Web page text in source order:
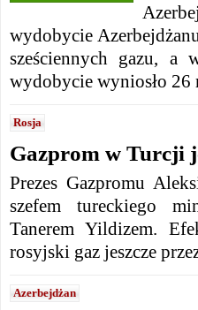
wydobycie
sześciennych gazu,
wydobycie wyniosło 26
Rosja
Gazprom w Turcji
Prezes Gazpromu
szefem tureckiego
Tanerem Yildizem.
rosyjski gaz jeszcze
Azerbejdżan